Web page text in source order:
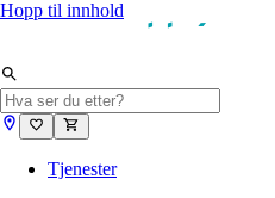
Hopp til innhold
Tjenester